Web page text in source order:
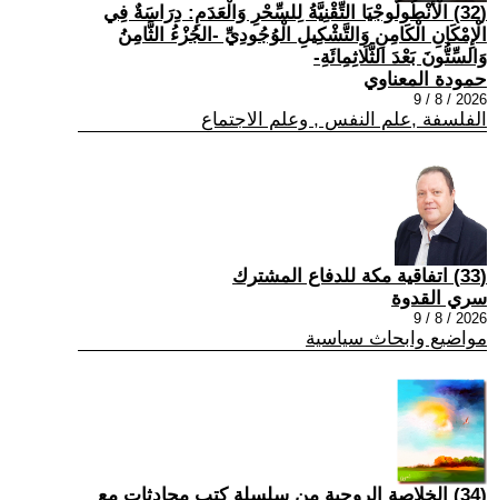
(32) الْأَنْطُولُوجْيَا التِّقْنِيَّةُ لِلسِّحْرِ وَالْعَدَمِ: دِرَاسَةٌ فِي
الْإِمْكَانِ الْكَامِنِ وَالتَّشْكِيلِ الْوُجُودِيِّ -الجُزْءُ الثَّامِنُ
وَالسِّتُّونَ بَعْدَ الثَّلَاثِمِائَةِ-
حمودة المعناوي
2026 / 8 / 9
الفلسفة ,علم النفس , وعلم الاجتماع
(33) اتفاقية مكة للدفاع المشترك
سري القدوة
2026 / 8 / 9
مواضيع وابحاث سياسية
(34) الخلاصة الروحية من سلسلة كتب محادثات مع